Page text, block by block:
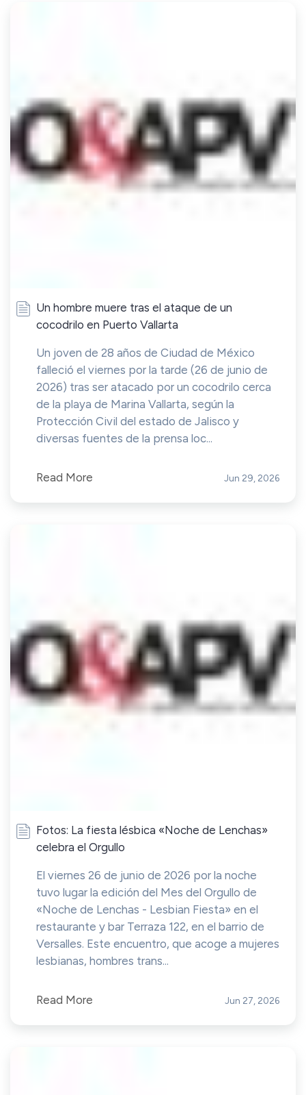
Un hombre muere tras el ataque de un
cocodrilo en Puerto Vallarta
Un joven de 28 años de Ciudad de México
falleció el viernes por la tarde (26 de junio de
2026) tras ser atacado por un cocodrilo cerca
de la playa de Marina Vallarta, según la
Protección Civil del estado de Jalisco y
diversas fuentes de la prensa loc...
Read More Jun 29, 2026
Fotos: La fiesta lésbica «Noche de Lenchas»
celebra el Orgullo
El viernes 26 de junio de 2026 por la noche
tuvo lugar la edición del Mes del Orgullo de
«Noche de Lenchas - Lesbian Fiesta» en el
restaurante y bar Terraza 122, en el barrio de
Versalles. Este encuentro, que acoge a mujeres
lesbianas, hombres trans...
Read More Jun 27, 2026